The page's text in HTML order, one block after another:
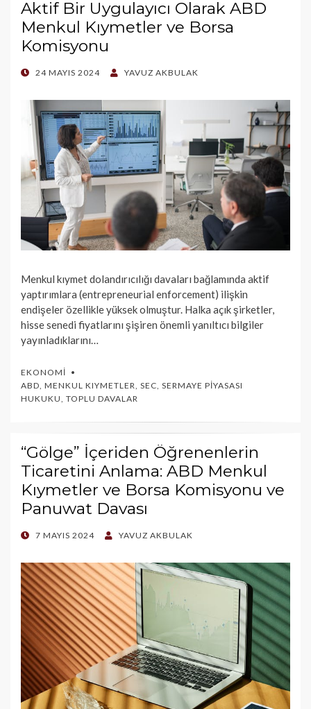
Aktif Bir Uygulayıcı Olarak ABD
Menkul Kıymetler ve Borsa
Komisyonu
POSTED
24 MAYIS 2024 YAVUZ AKBULAK
Menkul kıymet dolandırıcılığı davaları bağlamında aktif
yaptırımlara (entrepreneurial enforcement) ilişkin
endişeler özellikle yüksek olmuştur. Halka açık şirketler,
hisse senedi fiyatlarını şişiren önemli yanıltıcı bilgiler
yayınladıklarını…
EKONOMI
ABD, MENKUL KIYMETLER, SEC, SERMAYE PIYASASI
HUKUKU, TOPLU DAVALAR
“Gölge” İçeriden Öğrenenlerin
Ticaretini Anlama: ABD Menkul
Kıymetler ve Borsa Komisyonu ve
Panuwat Davası
POSTED
7 MAYIS 2024 YAVUZ AKBULAK